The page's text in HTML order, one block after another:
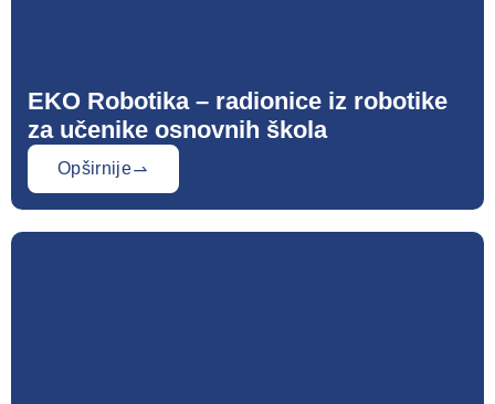
EKO Robotika – radionice iz robotike
za učenike osnovnih škola
Opširnije